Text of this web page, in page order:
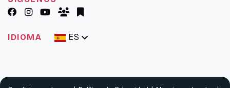
IDIOMA ES